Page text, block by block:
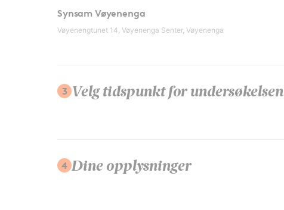
Synsam Vøyenenga
Vøyenengtunet 14, Vøyenenga Senter, Vøyenenga
3 Velg tidspunkt for undersøkelsen
4 Dine opplysninger